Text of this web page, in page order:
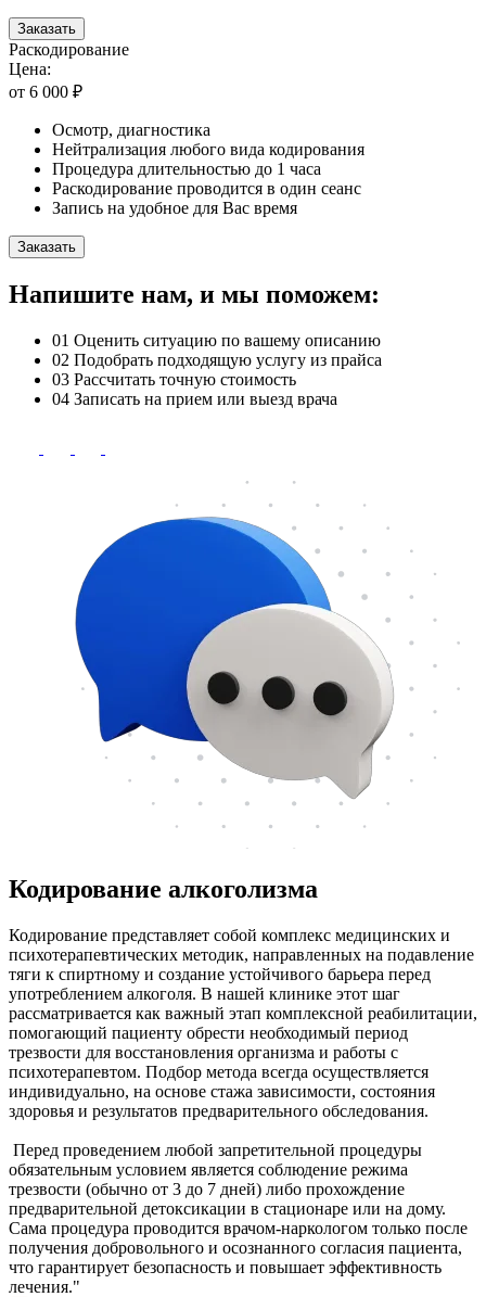
Заказать
Раскодирование
Цена:
от 6 000 ₽
Осмотр, диагностика
Нейтрализация любого вида кодирования
Процедура длительностью до 1 часа
Раскодирование проводится в один сеанс
Запись на удобное для Вас время
Заказать
Напишите нам, и мы поможем:
01 Оценить ситуацию по вашему описанию
02 Подобрать подходящую услугу из прайса
03 Рассчитать точную стоимость
04 Записать на прием или выезд врача
Кодирование алкоголизма
Кодирование представляет собой комплекс медицинских и
психотерапевтических методик, направленных на подавление
тяги к спиртному и создание устойчивого барьера перед
употреблением алкоголя. В нашей клинике этот шаг
рассматривается как важный этап комплексной реабилитации,
помогающий пациенту обрести необходимый период
трезвости для восстановления организма и работы с
психотерапевтом. Подбор метода всегда осуществляется
индивидуально, на основе стажа зависимости, состояния
здоровья и результатов предварительного обследования.
Перед проведением любой запретительной процедуры
обязательным условием является соблюдение режима
трезвости (обычно от 3 до 7 дней) либо прохождение
предварительной детоксикации в стационаре или на дому.
Сама процедура проводится врачом-наркологом только после
получения добровольного и осознанного согласия пациента,
что гарантирует безопасность и повышает эффективность
лечения."